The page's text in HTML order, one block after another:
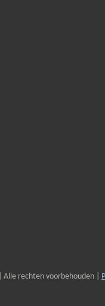
Alle rechten voorbehouden |